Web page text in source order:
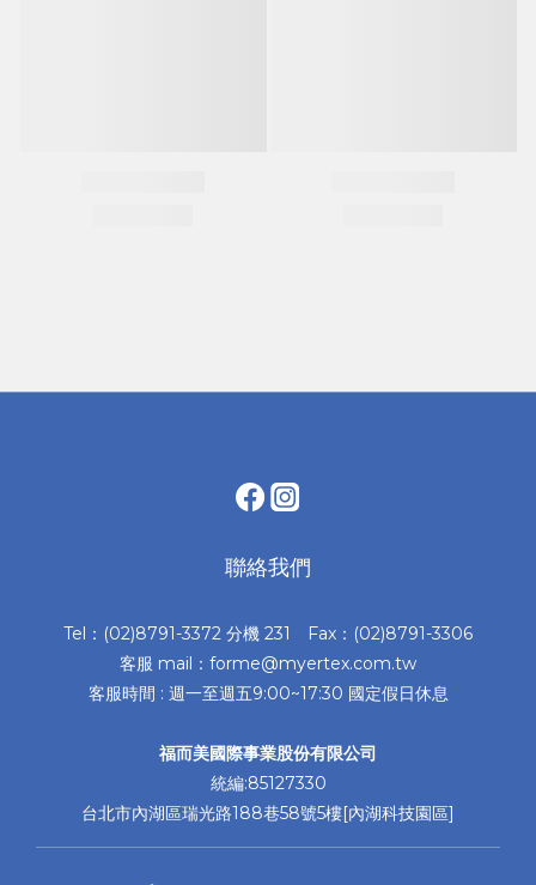
聯絡我們
Tel：(02)8791-3372 分機 231 Fax：(02)8791-3306
客服 mail：forme@myertex.com.tw
客服時間 : 週一至週五9:00~17:30 國定假日休息
福而美國際事業股份有限公司
統編:85127330
台北市內湖區瑞光路188巷58號5樓[內湖科技園區]